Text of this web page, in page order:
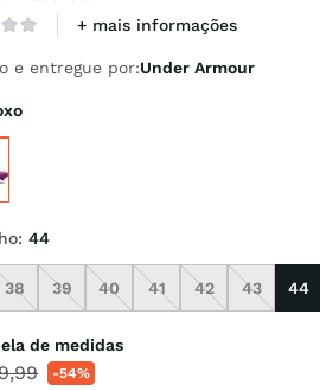
+ mais informações
e entregue por:Under Armour
: 44
38 39 40 41 42 43 44
de medidas
,99 -54%